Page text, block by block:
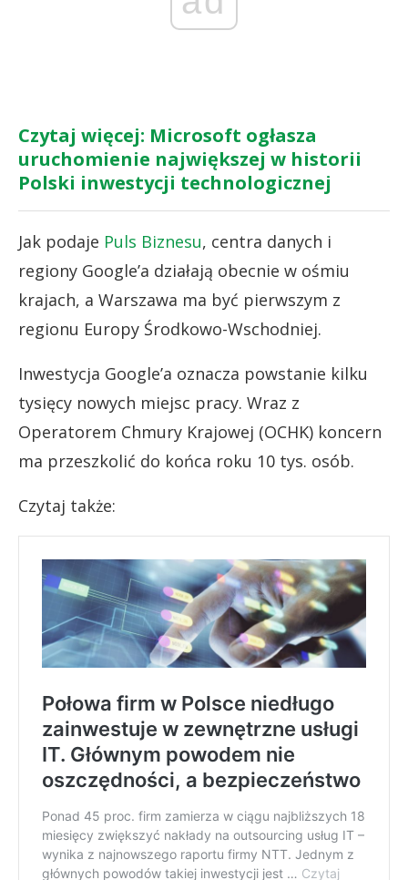
Czytaj więcej: Microsoft ogłasza
uruchomienie największej w historii
Polski inwestycji technologicznej
Jak podaje Puls Biznesu, centra danych i
regiony Google’a działają obecnie w ośmiu
krajach, a Warszawa ma być pierwszym z
regionu Europy Środkowo-Wschodniej.
Inwestycja Google’a oznacza powstanie kilku
tysięcy nowych miejsc pracy. Wraz z
Operatorem Chmury Krajowej (OCHK) koncern
ma przeszkolić do końca roku 10 tys. osób.
Czytaj także: